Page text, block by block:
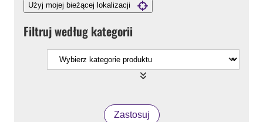
Użyj mojej bieżącej lokalizacji
Filtruj według kategorii
Zastosuj